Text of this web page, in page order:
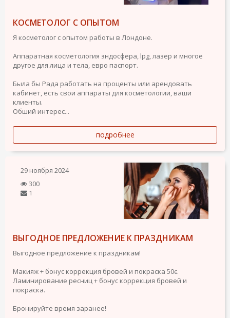
КОСМЕТОЛОГ С ОПЫТОМ
Я косметолог с опытом работы в Лондоне.
Аппаратная косметология эндосфера, lpg, лазер и многое
другое для лица и тела, евро паспорт.
Была бы Рада работать на проценты или арендовать
кабинет, есть свои аппараты для косметологии, ваши
клиенты.
Обший интерес...
подробнее
29 ноября 2024
300
1
ВЫГОДНОЕ ПРЕДЛОЖЕНИЕ К ПРАЗДНИКАМ
Выгодное предложение к праздникам!
Макияж + бонус коррекция бровей и покраска 50є.
Ламинирование ресниц + бонус коррекция бровей и
покраска.
Бронируйте время заранее!